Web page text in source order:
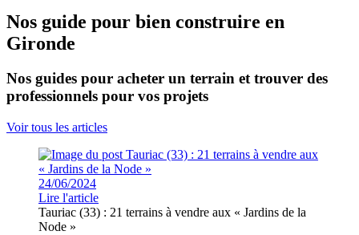
Nos guide pour bien construire en
Gironde
Nos guides pour acheter un terrain et trouver des
professionnels pour vos projets
Voir tous les articles
24/06/2024
Lire l'article
Tauriac (33) : 21 terrains à vendre aux « Jardins de la
Node »